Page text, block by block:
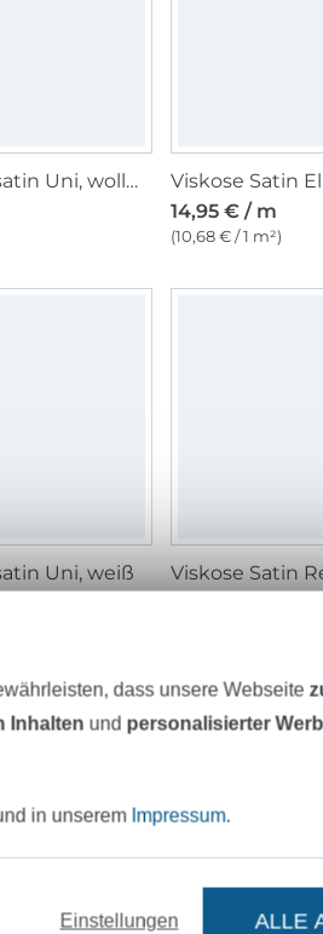
Baumwollsatin Uni, wollweiß
Viskose Satin
14,95 € / m
(10,68 € / 1 m²)
Uni, weiß
dass unsere Webseite
Inhalten und personalisierter
in unserem Impressum.
Einstellungen ALLE